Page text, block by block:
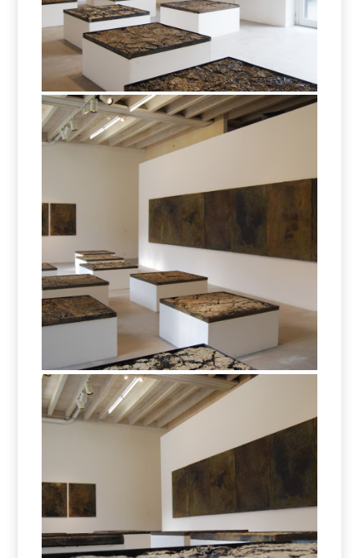
Eltjon Valle – Missing Earth
Eltjon Valle – Missing Earth